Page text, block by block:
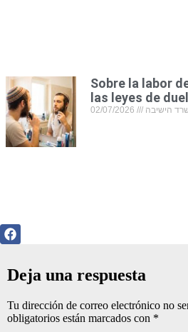
Sobre la labor
las leyes de
הישיבה 02/07/2026
Deja una respuesta
Tu dirección de correo electrónico no
obligatorios están marcados con *